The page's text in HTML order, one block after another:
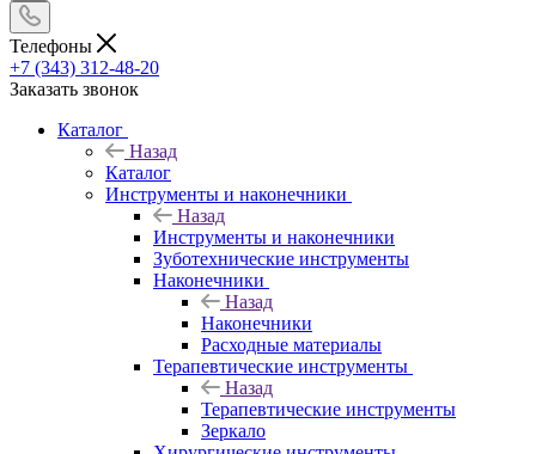
Телефоны
+7 (343) 312-48-20
Заказать звонок
Каталог
Назад
Каталог
Инструменты и наконечники
Назад
Инструменты и наконечники
Зуботехнические инструменты
Наконечники
Назад
Наконечники
Расходные материалы
Терапевтические инструменты
Назад
Терапевтические инструменты
Зеркало